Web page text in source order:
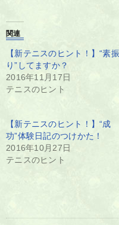
関連
【新テニスのヒント！】“素振
り”してますか？
2016年11月17日
テニスのヒント
【新テニスのヒント！】“成
功”体験日記のつけかた！
2016年10月27日
テニスのヒント